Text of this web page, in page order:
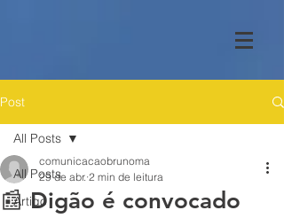
Post
All Posts
Artigo
All Posts
📰 Digão é convocado
comunicacaobrunoma
29 de abr. 2 min de leitura